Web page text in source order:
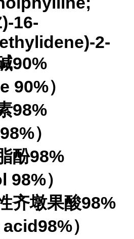
16-
2-
90%
90%）
98%
）
酚98%
98%）
齐墩果酸98%
）